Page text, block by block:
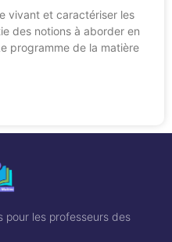
vivant et caractériser les
des notions à aborder en
programme de la matière
pour les professeurs des